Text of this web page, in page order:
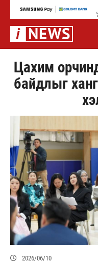
Цахим
байдлыг
2026/06/10